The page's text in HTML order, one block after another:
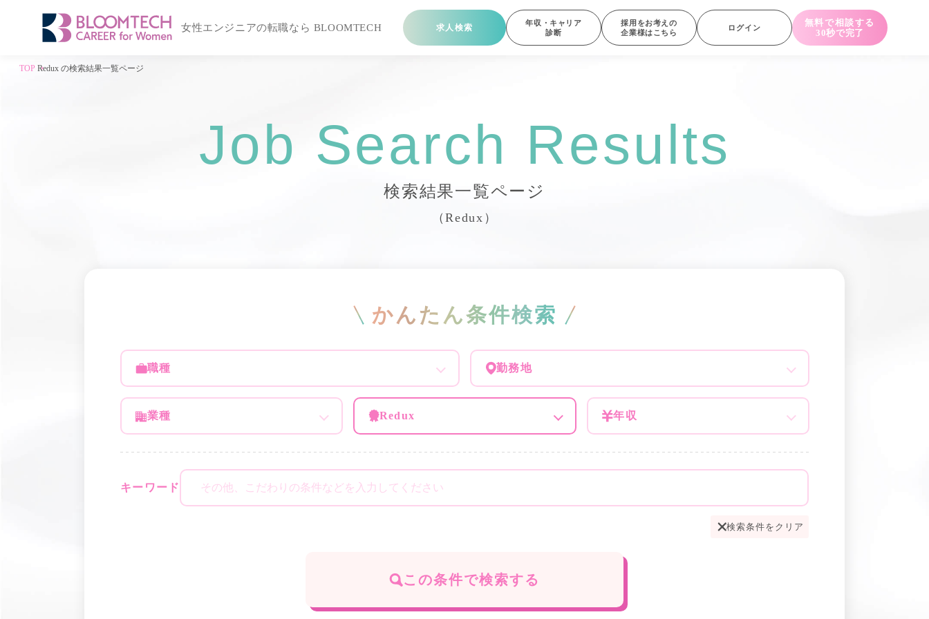
女性エンジニアの転職なら BLOOMTECH 求人検索
年収・キャリア
診断
採用をお考えの
企業様はこちら
ログイン
無料で相談する
30秒で完了
TOP Redux の検索結果一覧ページ
Job Search Results
検索結果一覧ページ
（Redux）
かんたん条件検索
職種 勤務地
業種 Redux 年収
キーワード
検索条件をクリア
この条件で検索する